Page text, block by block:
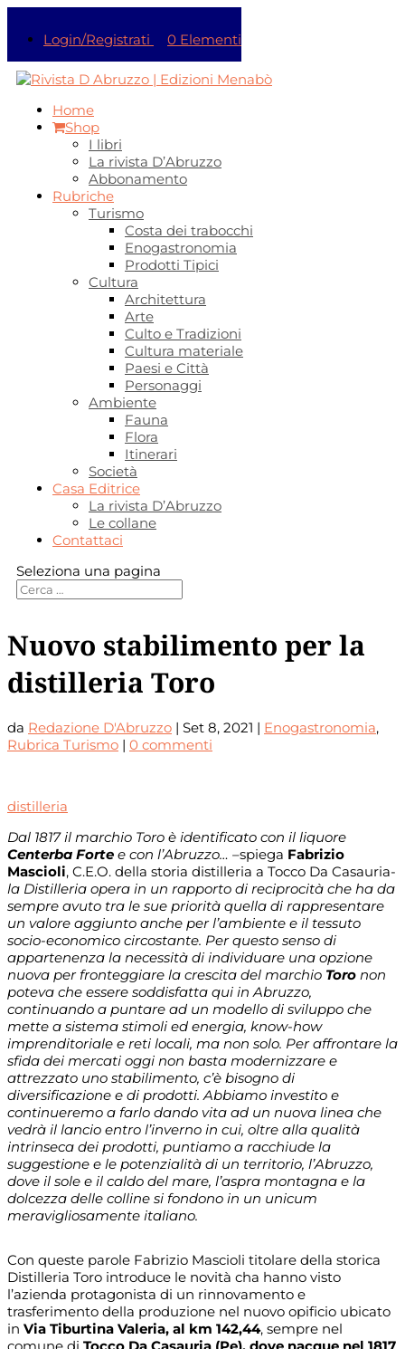
Login/Registrati 0 Elementi
Home
Shop
I libri
La rivista D’Abruzzo
Abbonamento
Rubriche
Turismo
Costa dei trabocchi
Enogastronomia
Prodotti Tipici
Cultura
Architettura
Arte
Culto e Tradizioni
Cultura materiale
Paesi e Città
Personaggi
Ambiente
Fauna
Flora
Itinerari
Società
Casa Editrice
La rivista D’Abruzzo
Le collane
Contattaci
Seleziona una pagina
Nuovo stabilimento per la
distilleria Toro
da Redazione D'Abruzzo | Set 8, 2021 | Enogastronomia,
Rubrica Turismo | 0 commenti
distilleria
Dal 1817 il marchio Toro è identificato con il liquore
Centerba Forte e con l’Abruzzo… –spiega Fabrizio
Mascioli, C.E.O. della storia distilleria a Tocco Da Casauria-
la Distilleria opera in un rapporto di reciprocità che ha da
sempre avuto tra le sue priorità quella di rappresentare
un valore aggiunto anche per l’ambiente e il tessuto
socio-economico circostante. Per questo senso di
appartenenza la necessità di individuare una opzione
nuova per fronteggiare la crescita del marchio Toro non
poteva che essere soddisfatta qui in Abruzzo,
continuando a puntare ad un modello di sviluppo che
mette a sistema stimoli ed energia, know-how
imprenditoriale e reti locali, ma non solo. Per affrontare la
sfida dei mercati oggi non basta modernizzare e
attrezzato uno stabilimento, c’è bisogno di
diversificazione e di prodotti. Abbiamo investito e
continueremo a farlo dando vita ad un nuova linea che
vedrà il lancio entro l’inverno in cui, oltre alla qualità
intrinseca dei prodotti, puntiamo a racchiude la
suggestione e le potenzialità di un territorio, l’Abruzzo,
dove il sole e il caldo del mare, l’aspra montagna e la
dolcezza delle colline si fondono in un unicum
meravigliosamente italiano.
Con queste parole Fabrizio Mascioli titolare della storica
Distilleria Toro introduce le novità cha hanno visto
l’azienda protagonista di un rinnovamento e
trasferimento della produzione nel nuovo opificio ubicato
in Via Tiburtina Valeria, al km 142,44, sempre nel